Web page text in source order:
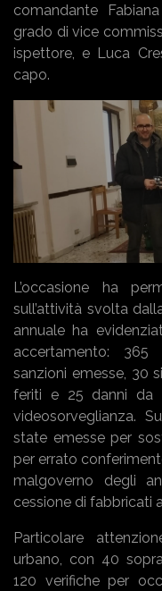
comandante
grado di vice
ispettore, e Luca
capo.
L’occasione ha
sull’attività svolta
annuale ha
accertamento:
sanzioni emesse, 30
feriti e 25 danni da
videosorveglianza.
state emesse per
per errato
malgoverno degli
cessione di fabbricati
Particolare
urbano, con 40
120 verifiche per